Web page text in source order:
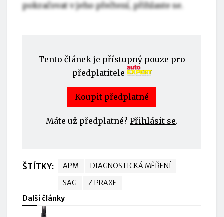
pokračovat v jeho přečtení, přihlaste se.
Tento článek je přístupný pouze pro
předplatitele
Koupit předplatné
Máte už předplatné? Přihlásit se.
ŠTÍTKY: APM
DIAGNOSTICKÁ MĚŘENÍ
SAG
Z PRAXE
Další články